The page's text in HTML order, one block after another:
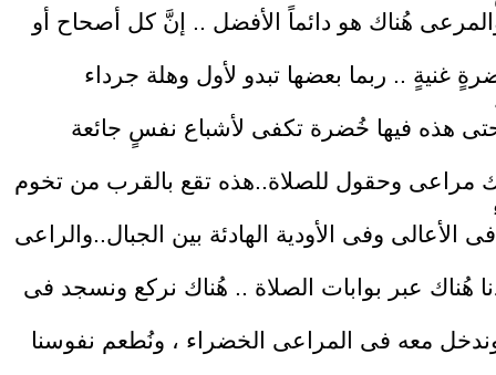
هُناك هو دائماً الأفضل .. إنَّ كل أصحاح أو
غنيةٍ .. ربما بعضها تبدو لأول وهلة جرداء
مراعى وحقول للصلاة..هذه تقع بالقرب من تخوم
الأعالى وفى الأودية الهادئة بين الجبال..والراعى
هُناك عبر بوابات الصلاة .. هُناك نركع ونسجد فى
معه فى المراعى الخضراء ، ونُطعم نفوسنا